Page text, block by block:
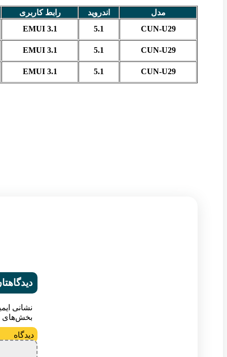
مدل اندروید
رابط کاربری
CUN-U29
5.1
EMUI 3.1
CUN-U29
5.1
EMUI 3.1
CUN-U29
5.1
EMUI 3.1
نشانی
بخش‌های